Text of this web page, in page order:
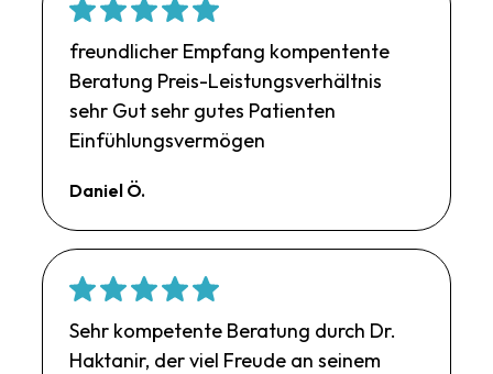
freundlicher Empfang kompentente
Beratung Preis-Leistungsverhältnis
sehr Gut sehr gutes Patienten
Einfühlungsvermögen
Daniel Ö.
Sehr kompetente Beratung durch Dr.
Haktanir, der viel Freude an seinem